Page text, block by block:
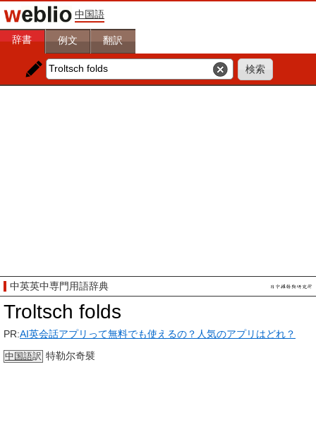
中国語
辞書 例文 翻訳
中英英中専門用語辞典
Troltsch folds
PR:AI英会話アプリって無料でも使えるの？人気のアプリはどれ？
中国語訳 特勒尔奇襞